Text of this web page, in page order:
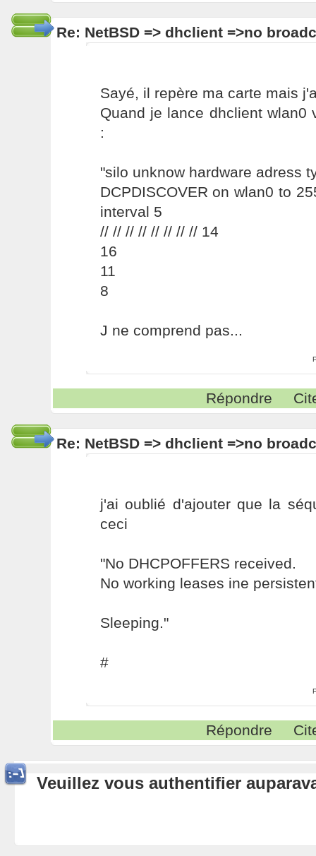
Re: NetBSD => dhclient =>no
Sayé, il repère ma carte mais
Quand je lance dhclient wlan0
:
"silo unknow hardware adress
DCPDISCOVER on wlan0 to
interval 5
// // // // // // // // 14
16
11
8
J ne comprend pas...
Répondre
Re: NetBSD => dhclient =>no
j'ai oublié d'ajouter que la
ceci
"No DHCPOFFERS received.
No working leases ine
Sleeping."
#
Répondre
Veuillez vous authentifier